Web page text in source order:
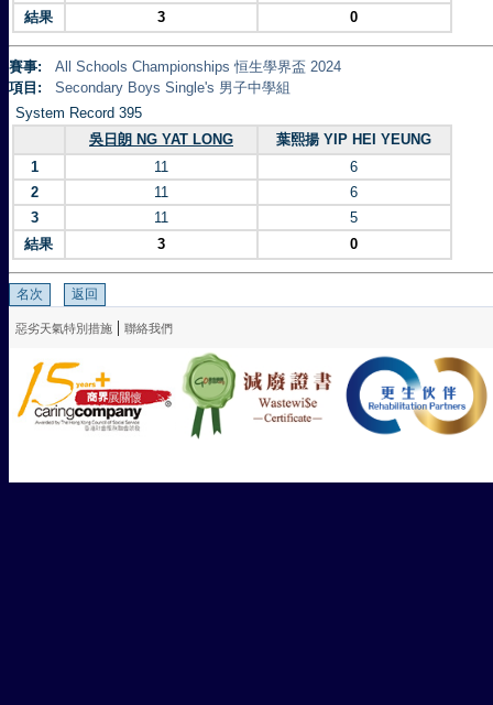
結果
3 0
賽事:
All Schools Championships 恒生學界盃 2024
項目:
Secondary Boys Single's 男子中學組
System Record 395
吳日朗 NG YAT LONG
葉熙揚 YIP HEI YEUNG
1
11
6
2
11
6
3
11
5
結果
3 0